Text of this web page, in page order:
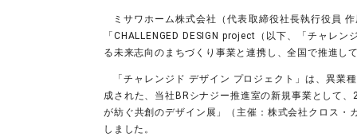
ミサワホーム株式会社（代表取締役社長執行役員
「CHALLENGED DESIGN project（以下、「チャレ
る未来志向のまちづくり事業と連携し、全国で推進し
「チャレンジド デザイン プロジェクト」は、異業
成された、当社BRシナジー推進室の新規事業として
が紡ぐ共創のデザイン展」（主催：株式会社クロス・
しました。